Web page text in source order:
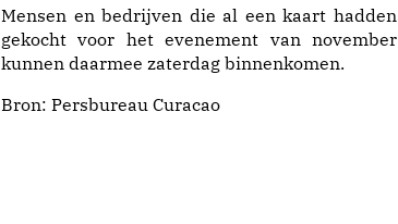
Mensen en bedrijven die al een kaart hadden
gekocht voor het evenement van november
kunnen daarmee zaterdag binnenkomen.
Bron: Persbureau Curacao